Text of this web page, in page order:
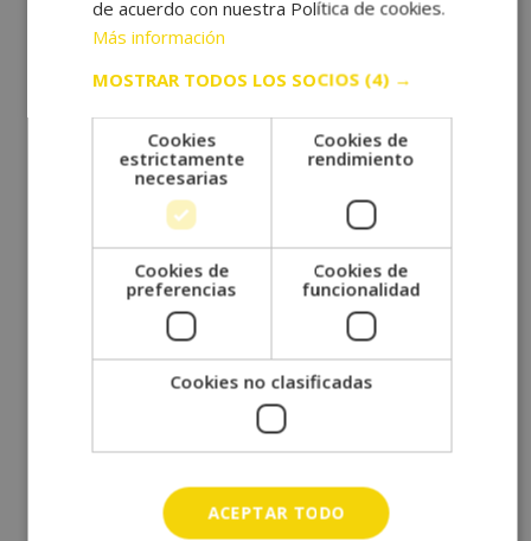
abril 2023
febrero 2023
diciembre 2022
octubre 2022
septiembre 2022
agosto 2022
junio 2022
mayo 2022
marzo 2022
noviembre 2021
de acuerdo con nuestra Política de cookies.
Más información
MOSTRAR TODOS LOS SOCIOS (4) →
Cookies
estrictamente
necesarias
Cookies de
rendimiento
Cookies de
preferencias
Cookies de
funcionalidad
Cookies no clasificadas
ACEPTAR TODO